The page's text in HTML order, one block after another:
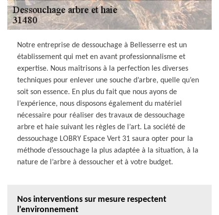
Notre entreprise de dessouchage à Bellesserre est un
établissement qui met en avant professionnalisme et
expertise. Nous maîtrisons à la perfection les diverses
techniques pour enlever une souche d’arbre, quelle qu’en
soit son essence. En plus du fait que nous ayons de
l’expérience, nous disposons également du matériel
nécessaire pour réaliser des travaux de dessouchage
arbre et haie suivant les règles de l’art. La société de
dessouchage LOBRY Espace Vert 31 saura opter pour la
méthode d’essouchage la plus adaptée à la situation, à la
nature de l’arbre à dessoucher et à votre budget.
Nos interventions sur mesure respectent
l’environnement